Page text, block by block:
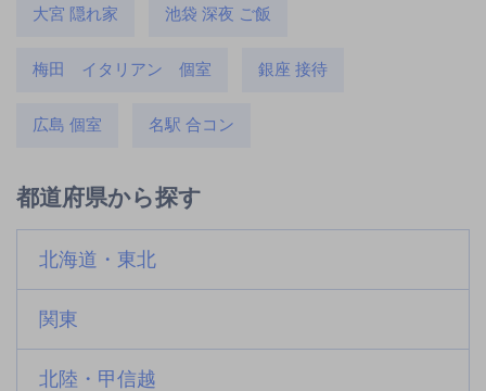
大宮 隠れ家 池袋 深夜 ご飯
梅田 イタリアン 個室 銀座 接待
広島 個室 名駅 合コン
都道府県から探す
北海道・東北
関東
北陸・甲信越